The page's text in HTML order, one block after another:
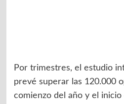
Por trimestres, el estudio
prevé superar las 120.000
comienzo del año y el